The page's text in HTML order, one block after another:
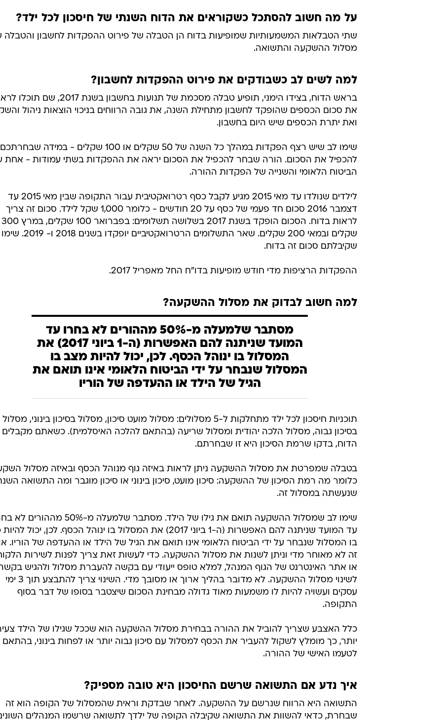
על מה חשוב להסתכל כשקוראים את הדוח השנתי של חיסכון לכל ילד?
שתי הטבלאות המשמעותיות שמופיעות בדוח הן הטבלה של פירוט ההפקדות לחשבון והטבלה
מסלול ההשקעה והתשואה.
למה לשים לב כשבודקים את פירוט ההפקדות לחשבון?
בראש הדוח, בצידו הימני, תופיע טבלה מסכמת של תנועות בחשבון בשנת 2017,
את סכום הכספים שהופקד לחשבון מתחילת השנה, את גובה הרווחים בניכוי הוצאות ניהול
ואת יתרת הכספים שיש היום בחשבון.
שימו לב שיש רצף הפקדות במהלך כל השנה של 50 שקלים או 100 שקלים - במידה שבחרתכם
להכפיל את הסכום. הורה שבחר להכפיל את הסכום יראה את ההפקדות בשתי עמודות - אחת
הביטוח הלאומי והשנייה של הפקדות ההורה.
לילדים שנולדו עד מאי 2015 מגיע לקבל כסף רטרואקטיבית עבור התקופה שבין מאי 2015 עד
דצמבר 2016 סכום חד פעמי של כסף על 20 חודשים - כלומר 1,000 שקל לילד. סכום זה צריך
לראות בדוח. הסכום הופקד בשנת 2017 בשלושה תשלומים: בפברואר 100 שקלים, במרץ 300
שקלים ובמאי 200 שקלים. שאר התשלומים הרטרואקטיביים
שקיבלתם סכום זה בדוח.
ההפקדות הרציפות מדי חודש מופיעות בדו"ח החל מאפריל 2017.
למה חשוב לבדוק את מסלול ההשקעה?
מסתבר שלמעלה מ-50% מההורים לא בחרו עד
המועד שניתנה להם האפשרות (ה-1 ביוני 2017) את
המסלול בו ינוהל הכסף. לכן, יכול להיות מצב בו
המסלול שנבחר על ידי הביטוח הלאומי אינו תואם את
הגיל של הילד או ההעדפה של הוריו
תוכניות חיסכון לכל ילד מתחלקות ל-5 מסלולים: מסלול מועט סיכון, מסלול בסיכון בינוני, מסלול
בסיכון גבוה, מסלול הלכה יהודית ומסלול שריעה (בהתאם להלכה האיסלמית). כשאתם
הדוח, בדקו שרמת הסיכון היא זו שבחרתם.
בטבלה שמפרטת את מסלול ההשקעה ניתן לראות באיזה גוף מנוהל הכסף ובאיזה מסלול
כלומר מה רמת הסיכון של ההשקעה: סיכון מועט, סיכון בינוני או סיכון מוגבר ומה התשואה
שנעשתה במסלול זה.
שימו לב שמסלול ההשקעה תואם את גילו של הילד. מסתבר שלמעלה מ-50%
עד המועד שניתנה להם האפשרות (ה-1 ביוני 2017) את המסלול בו ינוהל הכסף. לכן, יכול
בו המסלול שנבחר על ידי הביטוח הלאומי אינו תואם את הגיל של הילד או ההעדפה של הוריו.
זה לא מאוחר מדי וניתן לשנות את מסלול ההשקעה. כדי לעשות זאת צריך לפנות לשירות
או אתר האינטרנט של הגוף המנהל, למלא טופס ייעודי עם בקשה להעברת מסלול ולהגיש
לשינוי מסלול ההשקעה. לא מדובר בהליך ארוך או מסובך מדי. השינוי צריך להתבצע תוך 3 ימי
עסקים ועשויה להיות לו משמעות מאוד גדולה מבחינת הסכום שיצטבר בסופו של דבר בסוף
התקופה.
כלל האצבע שצריך להוביל את ההורה בבחירת מסלול ההשקעה הוא שככל שגילו של הילד
יותר, כך מומלץ לשקול להעביר את הכסף למסלול עם סיכון גבוה יותר או לפחות בינוני, בהתאם
לטעמו האישי של ההורה.
איך נדע אם התשואה שרשם החיסכון היא טובה מספיק?
התשואה היא הרווח שנרשם על ההשקעה. לאחר שבדקת וראית שהמסלול של הקופה הוא זה
שבחרת, כדאי להשוות את התשואה שקיבלה הקופה של ילדך לתשואה שרשמו המנהלים